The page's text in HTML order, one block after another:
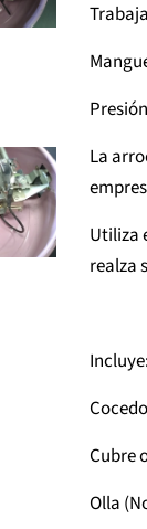
La
Utiliza
realza
Incluye:
Cubre
Olla